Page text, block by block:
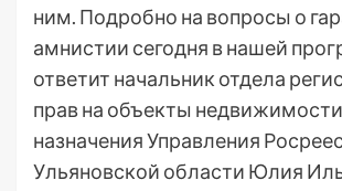
ним. Подробно на вопросы о
амнистии сегодня в нашей
ответит начальник отдела
прав на объекты
назначения Управления
Ульяновской области Юлия